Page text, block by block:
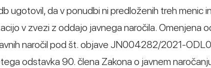
ugotovil, da v ponudbi ni predloženih treh menic
v zvezi z oddajo javnega naročila. Omenjena
naročil pod št. objave JN004282/2021-
odstavka 90. člena Zakona o javnem